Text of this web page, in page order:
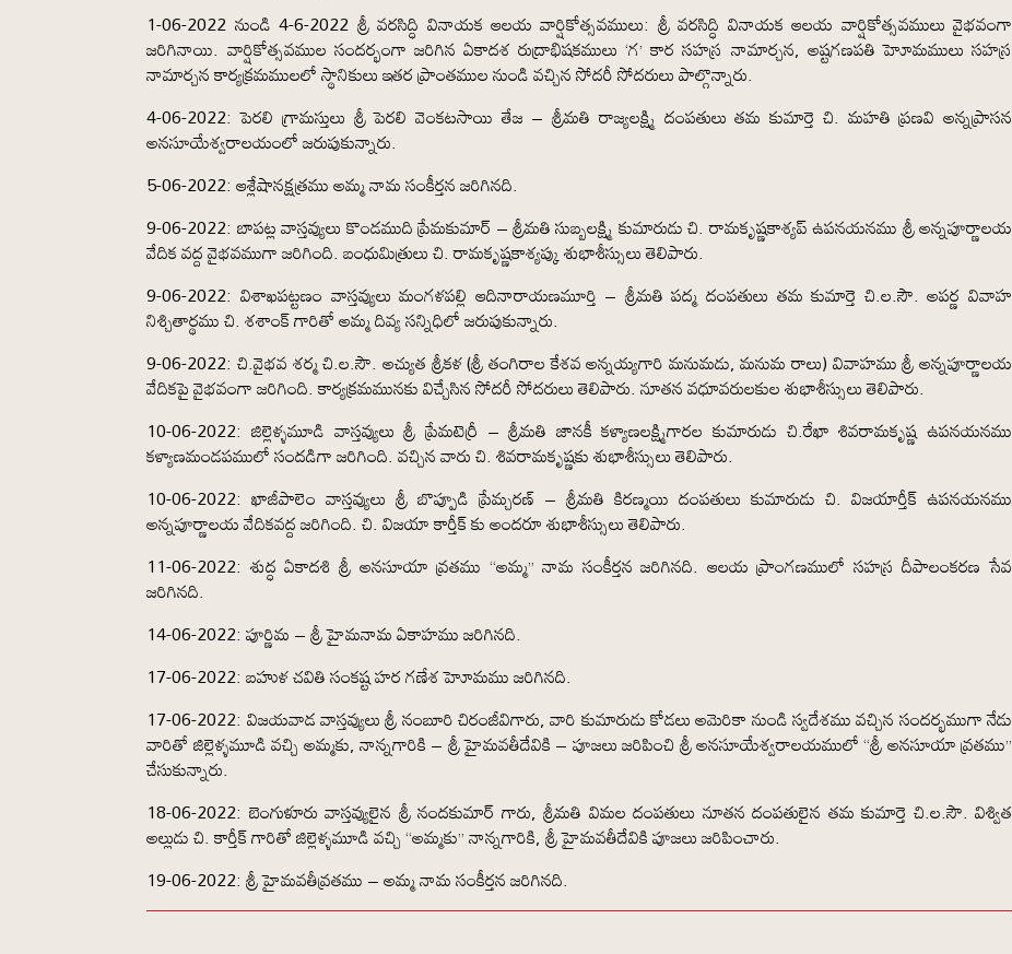
1-06-2022 నుండి 4-6-2022 శ్రీ వరసిద్ధి వినాయక ఆలయ వార్షికోత్సవములు: శ్రీ వరసిద్ధి వినాయక ఆలయ వార్షికోత్సవములు వైభవంగా
జరిగినాయి. వార్షికోత్సవముల సందర్భంగా జరిగిన ఏకాదశ రుద్రాభిషకములు ‘గ’ కార సహస్ర నామార్చన, అష్టగణపతి హెూమములు సహస్ర
నామార్చన కార్యక్రమములలో స్థానికులు ఇతర ప్రాంతముల నుండి వచ్చిన సోదరీ సోదరులు పాల్గొన్నారు.
4-06-2022: పెరలి గ్రామస్తులు శ్రీ పెరలి వెంకటసాయి తేజ – శ్రీమతి రాజ్యలక్ష్మి దంపతులు తమ కుమార్తె చి. మహతి ప్రణవి అన్నప్రాసన
అనసూయేశ్వరాలయంలో జరుపుకున్నారు.
5-06-2022: ఆశ్లేషానక్షత్రము అమ్మ నామ సంకీర్తన జరిగినది.
9-06-2022: బాపట్ల వాస్తవ్యులు కొండముది ప్రేమకుమార్ – శ్రీమతి సుబ్బలక్ష్మి కుమారుడు చి. రామకృష్ణకాశ్యప్ ఉపనయనము శ్రీ అన్నపూర్ణాలయ
వేదిక వద్ద వైభవముగా జరిగింది. బంధుమిత్రులు చి. రామకృష్ణకాశ్యప్కు శుభాశీస్సులు తెలిపారు.
9-06-2022: విశాఖపట్టణం వాస్తవ్యులు మంగళపల్లి ఆదినారాయణమూర్తి – శ్రీమతి పద్మ దంపతులు తమ కుమార్తె చి.ల.సౌ. అపర్ణ వివాహ
నిశ్చితార్థము చి. శశాంక్ గారితో అమ్మ దివ్య సన్నిధిలో జరుపుకున్నారు.
9-06-2022: చి.వైభవ శర్మ చి.ల.సౌ. అచ్యుత శ్రీకళ (శ్రీ తంగిరాల కేశవ అన్నయ్యగారి మనుమడు, మనుమ రాలు) వివాహము శ్రీ అన్నపూర్ణాలయ
వేదికపై వైభవంగా జరిగింది. కార్యక్రమమునకు విచ్చేసిన సోదరీ సోదరులు తెలిపారు. నూతన వధూవరులకుల శుభాశీస్సులు తెలిపారు.
10-06-2022: జిల్లెళ్ళమూడి వాస్తవ్యులు శ్రీ ప్రేమటెర్రీ – శ్రీమతి జానకీ కళ్యాణలక్ష్మిగారల కుమారుడు చి.రేఖా శివరామకృష్ణ ఉపనయనము
కళ్యాణమండపములో సందడిగా జరిగింది. వచ్చిన వారు చి. శివరామకృష్ణకు శుభాశీస్సులు తెలిపారు.
10-06-2022: ఖాజీపాలెం వాస్తవ్యులు శ్రీ బొప్పూడి ప్రేమ్చరణ్ – శ్రీమతి కిరణ్మయి దంపతులు కుమారుడు చి. విజయార్తీక్ ఉపనయనము
అన్నపూర్ణాలయ వేదికవద్ద జరిగింది. చి. విజయా కార్తీక్ కు అందరూ శుభాశీస్సులు తెలిపారు.
11-06-2022: శుద్ధ ఏకాదశి శ్రీ అనసూయా వ్రతము “అమ్మ” నామ సంకీర్తన జరిగినది. ఆలయ ప్రాంగణములో సహస్ర దీపాలంకరణ సేవ
జరిగినది.
14-06-2022: పూర్ణిమ – శ్రీ హైమనామ ఏకాహము జరిగినది.
17-06-2022: బహుళ చవితి సంకష్ట హర గణేశ హెూమము జరిగినది.
17-06-2022: విజయవాడ వాస్తవ్యులు శ్రీ నంబూరి చిరంజీవిగారు, వారి కుమారుడు కోడలు అమెరికా నుండి స్వదేశము వచ్చిన సందర్భముగా నేడు
వారితో జిల్లెళ్ళమూడి వచ్చి అమ్మకు, నాన్నగారికి – శ్రీ హైమవతీదేవికి – పూజలు జరిపించి శ్రీ అనసూయేశ్వరాలయములో “శ్రీ అనసూయా వ్రతము”
చేసుకున్నారు.
18-06-2022: బెంగుళూరు వాస్తవ్యులైన శ్రీ నందకుమార్ గారు, శ్రీమతి విమల దంపతులు నూతన దంపతులైన తమ కుమార్తె చి.ల.సౌ. విశ్విత
అల్లుడు చి. కార్తీక్ గారితో జిల్లెళ్ళమూడి వచ్చి “అమ్మకు” నాన్నగారికి, శ్రీ హైమవతీదేవికి పూజలు జరిపించారు.
19-06-2022: శ్రీ హైమవతీవ్రతము – అమ్మ నామ సంకీర్తన జరిగినది.